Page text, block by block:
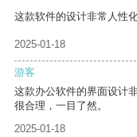
这款软件的设计非常人性
2025-01-18
游客
这款办公软件的界面设计
很合理，一目了然。
2025-01-18